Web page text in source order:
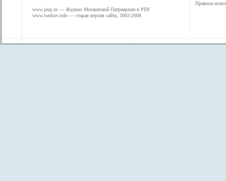
www.jmp.ru — Журнал Московской Патриархии в PDF
www.tserkov.info — старая версия сайта, 2002-2008
Правила